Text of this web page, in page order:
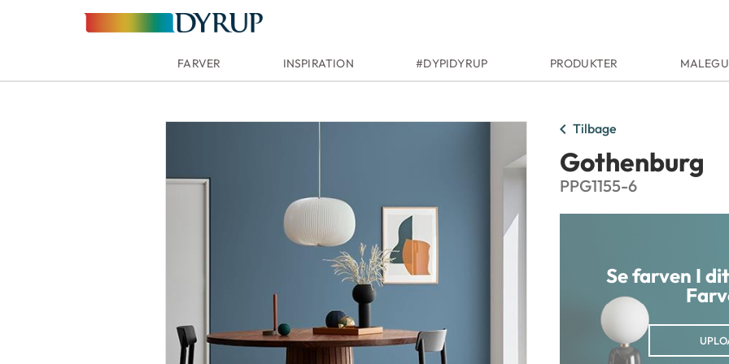
FARVER INSPIRATION #DYPIDYRUP PRODUKTER
chevron_left Tilbage
Gothenburg
PPG1155-6
Se farven I